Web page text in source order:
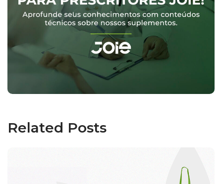
Related Posts